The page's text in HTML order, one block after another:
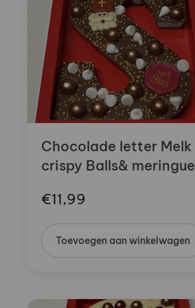
Chocolade letter Melk
crispy Balls& meringue
€11,99
Toevoegen aan winkelwagen